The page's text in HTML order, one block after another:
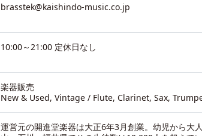
brasstek@kaishindo-music.co.jp
10:00～21:00 定休日なし
楽器販売
New & Used, Vintage / Flute, Clarinet, Sax,
運営元の開進堂楽器は大正6年3月創業。幼児から大